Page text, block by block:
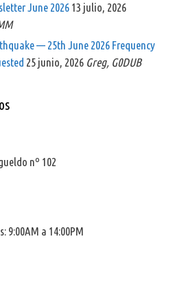
June 2026 13 julio, 2026
— 25th June 2026 Frequency
25 junio, 2026 Greg, G0DUB
nº 102
9:00AM a 14:00PM